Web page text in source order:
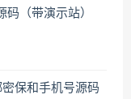
码（带演示站）
保和手机号源码